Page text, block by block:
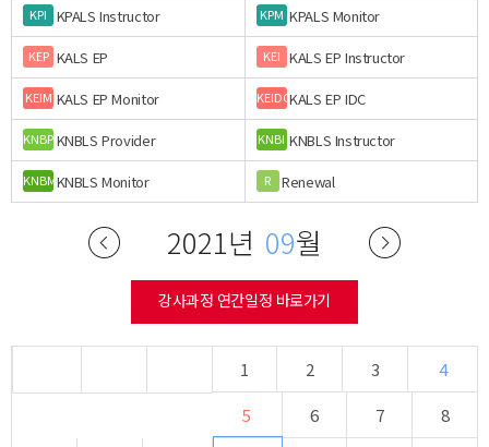
KPI KPALS Instructor KPM KPALS Monitor
KEP KALS EP KEI KALS EP Instructor
KEIM KALS EP Monitor KEIDCKALS EP IDC
KNBPKNBLS Provider KNBI KNBLS Instructor
KNBMKNBLS Monitor R Renewal
2021년 09월
강사과정 연간일정 바로가기
1 2 3
4
5
6 7
8